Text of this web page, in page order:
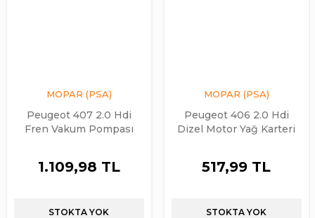
MOPAR (PSA)
Peugeot 407 2.0 Hdi
Fren Vakum Pompası
1.109,98 TL
STOKTA YOK
MOPAR (PSA)
Peugeot 406 2.0 Hdi
Dizel Motor Yağ Karteri
517,99 TL
STOKTA YOK